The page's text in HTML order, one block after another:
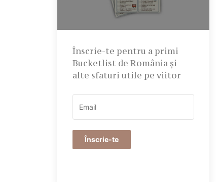
Înscrie-te pentru a primi
Bucketlist de România și
alte sfaturi utile pe viitor
Înscrie-te